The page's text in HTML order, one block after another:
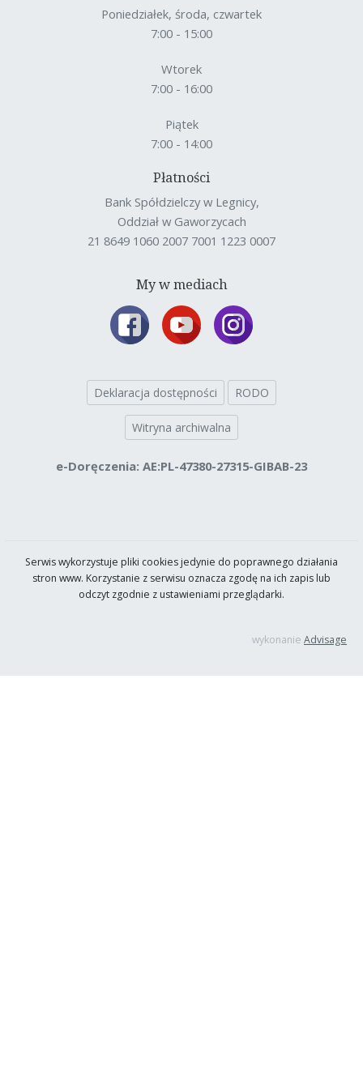
Poniedziałek, środa, czwartek
7:00 - 15:00
Wtorek
7:00 - 16:00
Piątek
7:00 - 14:00
Płatności
Bank Spółdzielczy w Legnicy,
Oddział w Gaworzycach
21 8649 1060 2007 7001 1223 0007
My w mediach
Deklaracja dostępności RODO
Witryna archiwalna
e-Doręczenia: AE:PL-47380-27315-GIBAB-23
Serwis wykorzystuje pliki cookies jedynie do poprawnego działania
stron www. Korzystanie z serwisu oznacza zgodę na ich zapis lub
odczyt zgodnie z ustawieniami przeglądarki.
wykonanie Advisage